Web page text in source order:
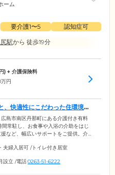
ーム
要介護1〜5
認知症可
駅から 徒歩19分
) + 介護保険料
万円
、快適性にこだわった住環境を
島市南区丹那町にある介護付き有料
常駐し、お食事や入浴の介助をはじ
など、幅広いサポートをご提供。介
で、幅広い方々にご入居いただいて
ンスやダイニング、緑豊かな中庭、
夫婦入居可 /トイレ付き居室
設立 /電話0263-51-6222